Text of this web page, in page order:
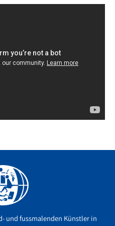
und fussmalenden Künstler in
Instagram